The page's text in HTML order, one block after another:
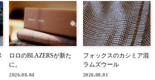
ロロのBLAZERSが新た
に。
2026.08.04
フォックスのカシミア混
ラムズウール
2026.08.01